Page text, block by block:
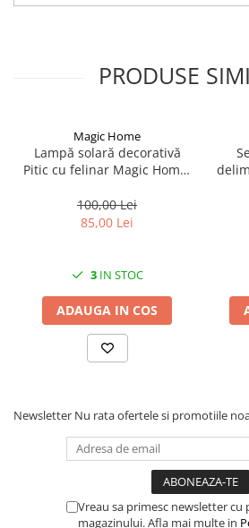
Solutii geamuri
Solutii universale
Accesorii pentru gradina
Aparate pentru stropit gradina
Furtunuri gradinarit
Ghivece si suporturi
Leagane copii
Lopeti si unelte deszapezit
Mobilier gradina
PRODUSE
Magic Home
Lampă solară decorativă
Pitic cu felinar Magic Home,
pentru grădină și curte
100,00 Lei
85,00 Lei
3IN STOC
ADAUGA IN COS
Newsletter Nu rata ofertele si promotiile
Vreau sa primesc newsletter
magazinului. Afla mai multe in